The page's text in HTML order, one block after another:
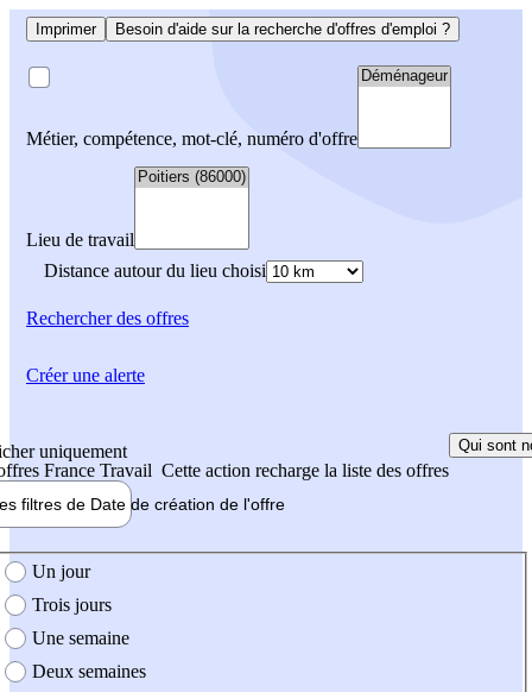
Imprimer Besoin d'aide sur la recherche d'offres d'emploi ?
Métier, compétence, mot-clé, numéro d'offre
Lieu de travail
Distance autour du lieu choisi
Rechercherdes offres
uniquement
France Travail Cette action recharge la liste des offres
Qui sont
filtres de Date de création de l'offre
création de l'offre
Un jour
Trois jours
Une semaine
Deux semaines
Créer une alerte